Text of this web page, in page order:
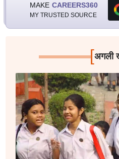
MAKE CAREERS360
MY TRUSTED SOURCE
[अगली